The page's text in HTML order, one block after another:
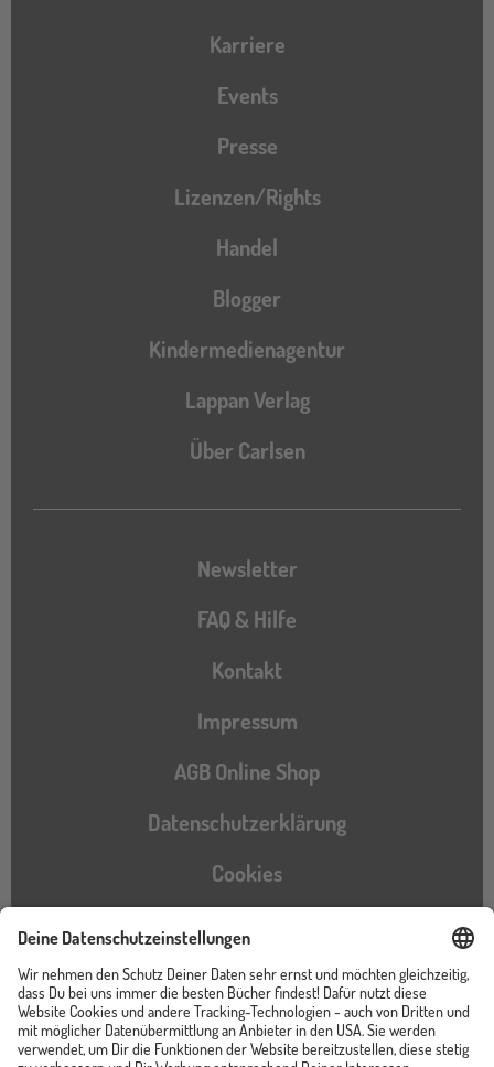
Karriere
Events
Presse
Lizenzen/Rights
Handel
Blogger
Kindermedienagentur
Lappan Verlag
Über Carlsen
Newsletter
FAQ & Hilfe
Kontakt
Impressum
AGB Online Shop
Datenschutzerklärung
Cookies
Barrierefreiheitserklärung
Instagram
TikTokPinterestYouTubeFacebook